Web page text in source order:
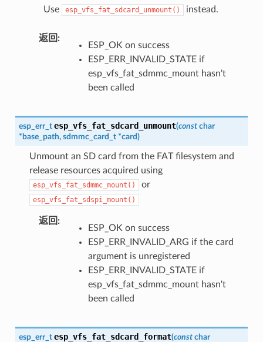
Use
esp_vfs_fat_sdcard_unmount() instead.
返回
ESP_OK on success
ESP_ERR_INVALID_STATE if
esp_vfs_fat_sdmmc_mount hasn't
been called
esp_err_t esp_vfs_fat_sdcard_unmount(const char
* base_path, sdmmc_card_t *card)
Unmount an SD card from the FAT filesystem and
release resources acquired using
esp_vfs_fat_sdmmc_mount() or
esp_vfs_fat_sdspi_mount()
返回
ESP_OK on success
ESP_ERR_INVALID_ARG if the card
argument is unregistered
ESP_ERR_INVALID_STATE if
esp_vfs_fat_sdmmc_mount hasn't
been called
esp_err_t esp_vfs_fat_sdcard_format(const char